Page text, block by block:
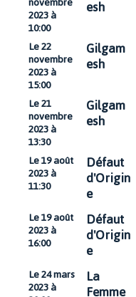
2023 à
10:00
esh
Le 22
novembre
2023 à
15:00
Gilgam
esh
Le 21
novembre
2023 à
13:30
Gilgam
esh
Le 19 août
2023 à
11:30
Défaut
d'Origin
e
Le 19 août
2023 à
16:00
Défaut
d'Origin
e
Le 24 mars
2023 à La
Femme